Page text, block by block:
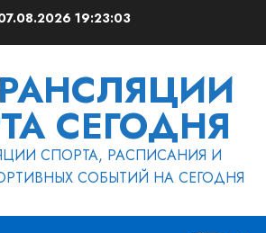
19:23:03
СЕГОДНЯ
СПОРТА, РАСПИСАНИЯ И
СОБЫТИЙ НА СЕГОДНЯ